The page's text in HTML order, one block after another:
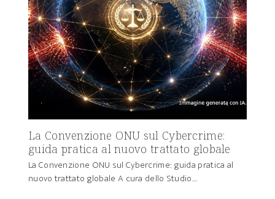
La Convenzione ONU sul Cybercrime:
guida pratica al nuovo trattato globale
La Convenzione ONU sul Cybercrime: guida pratica al
nuovo trattato globale A cura dello Studio…